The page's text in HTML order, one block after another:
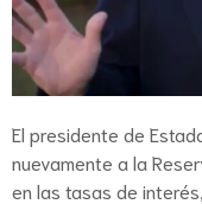
El presidente de
nuevamente a la
en las tasas de